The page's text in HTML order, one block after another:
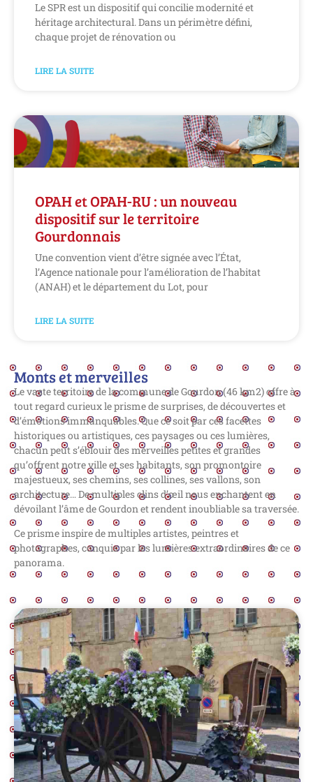
Le SPR est un dispositif qui concilie modernité et
héritage architectural. Dans un périmètre défini,
chaque projet de rénovation ou
LIRE LA SUITE
OPAH et OPAH-RU : un nouveau
dispositif sur le territoire
Gourdonnais
Une convention vient d’être signée avec l’État,
l’Agence nationale pour l’amélioration de l’habitat
(ANAH) et le département du Lot, pour
LIRE LA SUITE
Monts et merveilles
Le vaste territoire de la commune de Gourdon (46 km2) offre à
tout regard curieux le prisme de surprises, de découvertes et
d’émotions immanquables.Que ce soit par ces facettes
historiques ou artistiques, ces paysages ou ces lumières,
chacun peut s’éblouir des merveilles petites et grandes
qu’offrent notre ville et ses habitants, son promontoire
majestueux, ses chemins, ses collines, ses vallons, son
architecture… De multiples clins d’œil nous enchantent en
dévoilant l’âme de Gourdon et rendent inoubliable sa traversée.
Ce prisme inspire de multiples artistes, peintres et
photographes, conquis par les lumières extraordinaires de ce
panorama.